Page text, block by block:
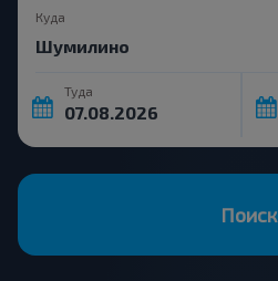
Куда
Туда
Поиск